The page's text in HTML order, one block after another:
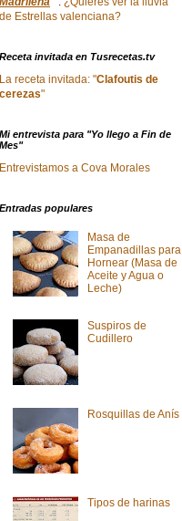
de Estrellas valenciana?
Receta invitada en Tusrecetas.tv
La receta invitada: "Clafoutis de
cerezas"
Mi entrevista para "Yo llego a Fin de
Mes"
Entrevistamos a Cova Morales
Entradas populares
Masa de
Empanadillas para
Hornear (Masa de
Aceite y Agua o
Leche)
Suspiros de
Cudillero
Rosquillas de Anís
Tipos de harinas